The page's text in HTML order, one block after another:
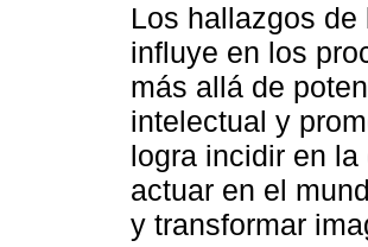
Los hallazgos
influye en los
más allá de
intelectual y
logra incidir en
actuar en el
y transformar